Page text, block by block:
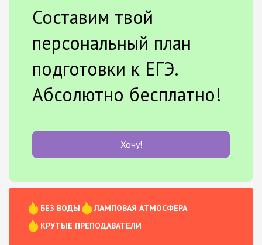
Составим твой
персональный план
подготовки к ЕГЭ.
Абсолютно бесплатно!
Хочу!
БЕЗ ВОДЫ
ЛАМПОВАЯ АТМОСФЕРА
КРУТЫЕ ПРЕПОДАВАТЕЛИ